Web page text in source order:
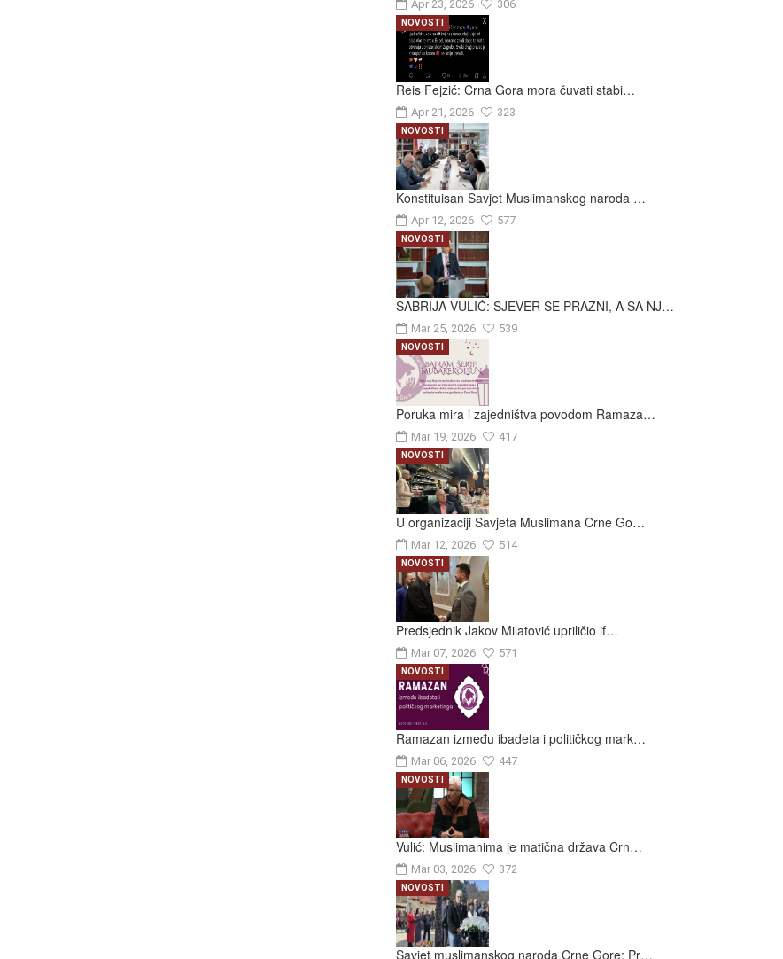
Apr 23, 2026 306
Reis Fejzić: Crna Gora mora čuvati stabi…
Apr 21, 2026 323
NOVOSTI
Konstituisan Savjet Muslimanskog naroda …
Apr 12, 2026 577
NOVOSTI
SABRIJA VULIĆ: SJEVER SE PRAZNI, A SA NJ…
Mar 25, 2026 539
NOVOSTI
Poruka mira i zajedništva povodom Ramaza…
Mar 19, 2026 417
NOVOSTI
U organizaciji Savjeta Muslimana Crne Go…
Mar 12, 2026 514
NOVOSTI
Predsjednik Jakov Milatović upriličio if…
Mar 07, 2026 571
NOVOSTI
Ramazan između ibadeta i političkog mark…
Mar 06, 2026 447
NOVOSTI
Vulić: Muslimanima je matična država Crn…
Mar 03, 2026 372
NOVOSTI
Savjet muslimanskog naroda Crne Gore: Pr…
NOVOSTI